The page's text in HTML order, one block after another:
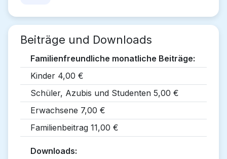
Beiträge und Downloads
Familienfreundliche monatliche Beiträge:
Kinder 4,00 €
Schüler, Azubis und Studenten 5,00 €
Erwachsene 7,00 €
Familienbeitrag 11,00 €
Downloads: